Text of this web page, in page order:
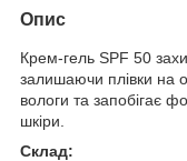
Опис
Крем-гель SPF 50
залишаючи плівки на
вологи та запобігає
шкіри.
Склад: